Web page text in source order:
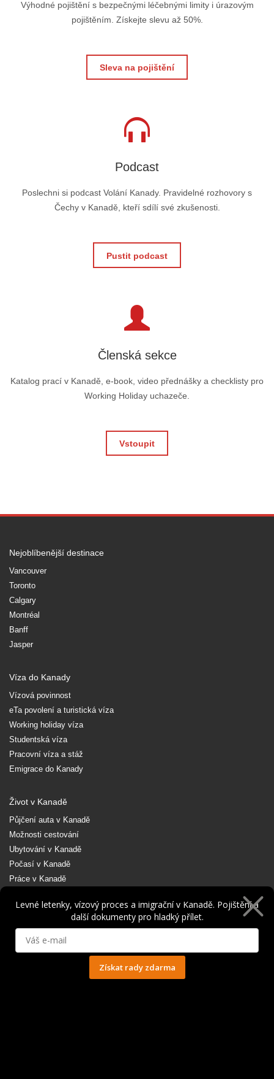
Výhodné pojištění s bezpečnými léčebnými limity i úrazovým
pojištěním. Získejte slevu až 50%.
Sleva na pojištění
Podcast
Poslechni si podcast Volání Kanady. Pravidelné rozhovory s
Čechy v Kanadě, kteří sdílí své zkušenosti.
Pustit podcast
Členská sekce
Katalog prací v Kanadě, e-book, video přednášky a checklisty pro
Working Holiday uchazeče.
Vstoupit
Nejoblíbenější destinace
Vancouver
Toronto
Calgary
Montréal
Banff
Jasper
Víza do Kanady
Vízová povinnost
eTa povolení a turistická víza
Working holiday víza
Studentská víza
Pracovní víza a stáž
Emigrace do Kanady
Život v Kanadě
Půjčení auta v Kanadě
Možnosti cestování
Ubytování v Kanadě
Počasí v Kanadě
Práce v Kanadě
Doporučujeme
Newsletter zdarma
E-book pro Working Holiday
Levné letenky, vízový proces a imigrační v Kanadě. Pojištění a
další dokumenty pro hladký přílet.
Získat rady zdarma